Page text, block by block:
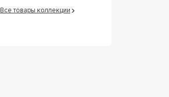
Все товары коллекции